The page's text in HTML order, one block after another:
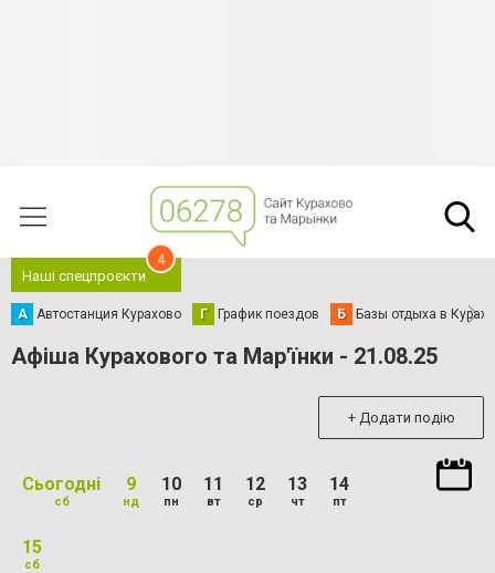
Наші спецпроєкти
4
А Автостанция Курахово Г График поездов Б Базы отдыха в
Афіша Курахового та Мар'їнки - 21.08.25
+ Додати подію
Сьогодні
сб
9
нд
10
пн
11
вт
12
ср
13
чт
14
пт
15
сб